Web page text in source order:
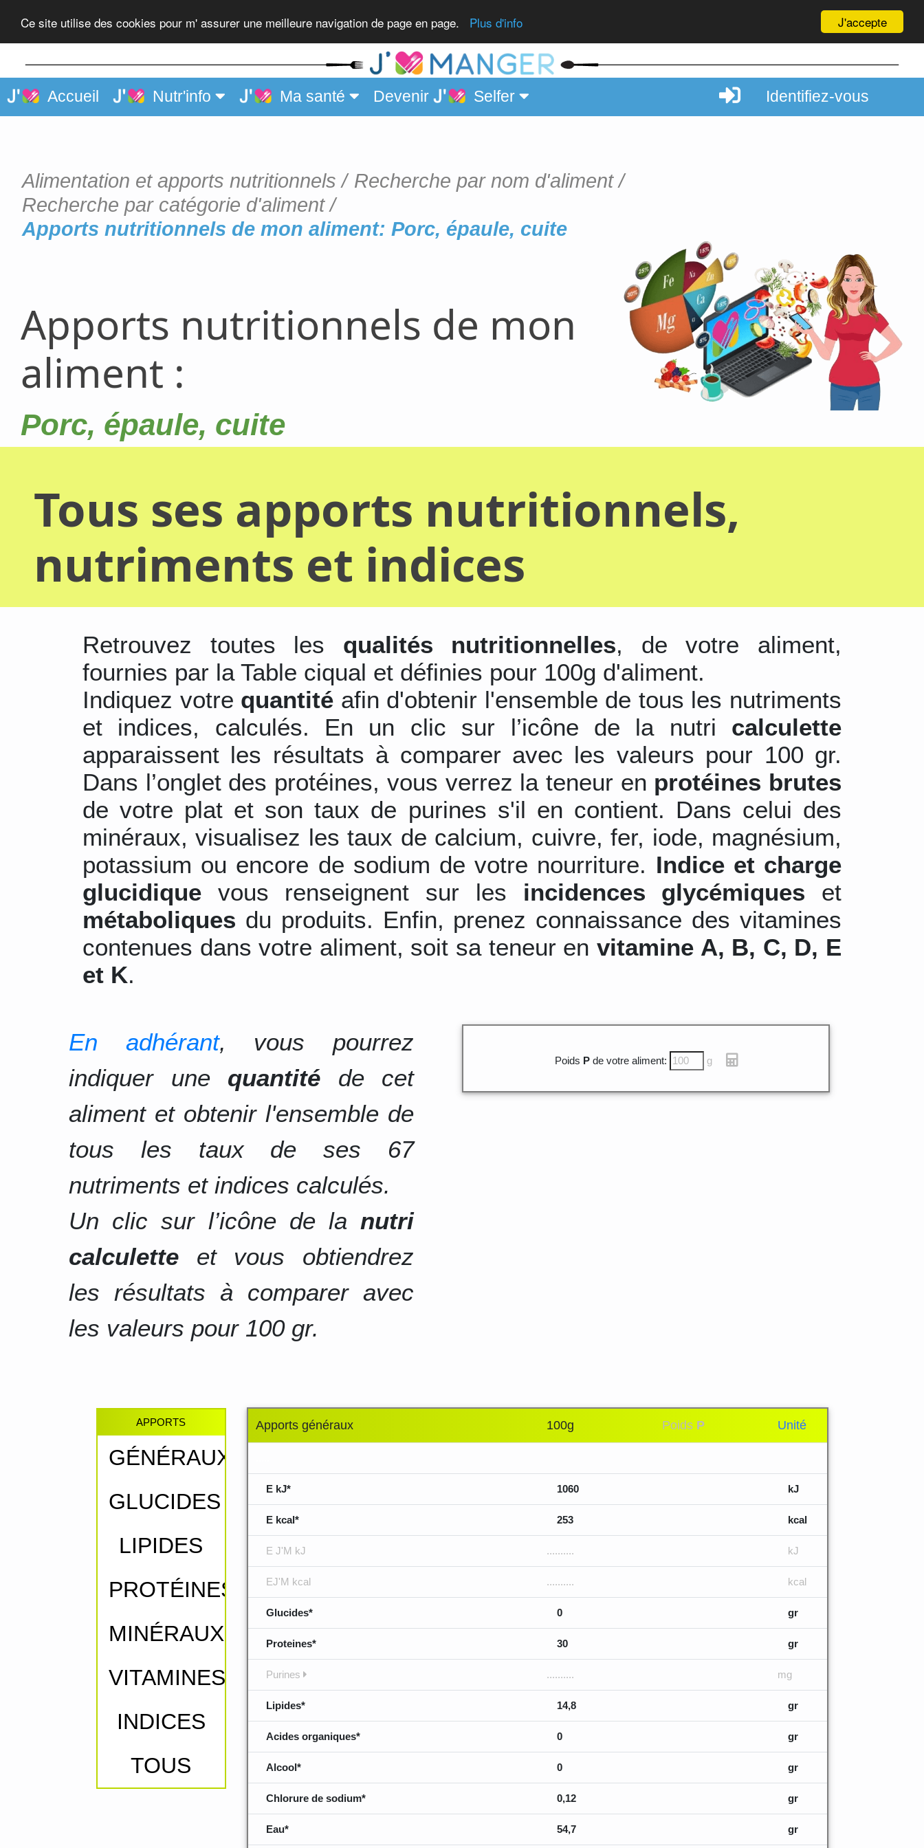
J'accepte
Ce site utilise des cookies pour m' assurer une meilleure navigation de page en page. Plus d'info
Porc, épaule, cuite
Accueil Nutr'info Ma santé Devenir Selfer Identifiez-vous
Alimentation et apports nutritionnels
Recherche par nom d'aliment
Recherche par catégorie d'aliment
Apports nutritionnels de mon aliment: Porc, épaule, cuite
Apports nutritionnels de mon
aliment :
Porc, épaule, cuite
Tous ses apports nutritionnels,
nutriments et indices
Retrouvez toutes les qualités nutritionnelles, de votre aliment,
fournies par la Table ciqual et définies pour 100g d'aliment.
Indiquez votre quantité afin d'obtenir l'ensemble de tous les nutriments
et indices, calculés. En un clic sur l’icône de la nutri calculette
apparaissent les résultats à comparer avec les valeurs pour 100 gr.
Dans l’onglet des protéines, vous verrez la teneur en protéines brutes
de votre plat et son taux de purines s'il en contient. Dans celui des
minéraux, visualisez les taux de calcium, cuivre, fer, iode, magnésium,
potassium ou encore de sodium de votre nourriture. Indice et charge
glucidique vous renseignent sur les incidences glycémiques et
métaboliques du produits. Enfin, prenez connaissance des vitamines
contenues dans votre aliment, soit sa teneur en vitamine A, B, C, D, E
et K.
En adhérant, vous pourrez
indiquer une quantité de cet
aliment et obtenir l'ensemble de
tous les taux de ses 67
nutriments et indices calculés.
Un clic sur l’icône de la nutri
calculette et vous obtiendrez
les résultats à comparer avec
les valeurs pour 100 gr.
Poids Pde votre aliment: g
APPORTS
GÉNÉRAUX
GLUCIDES
LIPIDES
PROTÉINES
MINÉRAUX
VITAMINES
INDICES
TOUS
Apports généraux 100g Poids P Unité
E kJ* 1060 kJ
E kcal* 253 kcal
E J'M kJ .......... kJ
EJ'M kcal .......... kcal
Glucides* 0 gr
Proteines* 30 gr
Purines .......... mg
Lipides* 14,8 gr
Acides organiques* 0 gr
Alcool* 0 gr
Chlorure de sodium* 0,12 gr
Eau* 54,7 gr